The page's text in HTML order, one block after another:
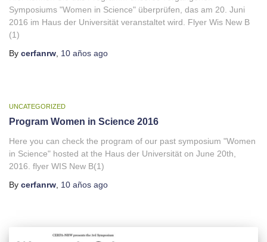
Symposiums "Women in Science" überprüfen, das am 20. Juni
2016 im Haus der Universität veranstaltet wird. Flyer Wis New B
(1)
By cerfanrw 10 años ago
UNCATEGORIZED
Program Women in Science 2016
Here you can check the program of our past symposium "Women
in Science" hosted at the Haus der Universität on June 20th,
2016. flyer WIS New B(1)
By cerfanrw 10 años ago